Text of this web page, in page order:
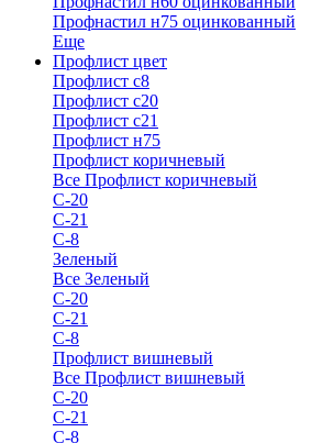
Профнастил н75 оцинкованный
Еще
Профлист цвет
Профлист с8
Профлист с20
Профлист с21
Профлист н75
Профлист коричневый
Все Профлист коричневый
С-20
С-21
С-8
Зеленый
Все Зеленый
С-20
С-21
С-8
Профлист вишневый
Все Профлист вишневый
С-20
С-21
С-8